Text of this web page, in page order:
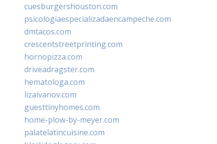
cuesburgershouston.com
psicologiaespecializadaencampeche.com
dmtacos.com
crescentstreetprinting.com
hornopizza.com
driveadragster.com
hematologa.com
lizaivanov.com
guesttinyhomes.com
home-plow-by-meyer.com
palatelatincuisine.com